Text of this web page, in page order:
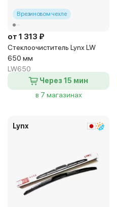
В резиновом чехле
от 1 313 ₽
Стеклоочиститель Lynx LW
650 мм
LW650
Через 15 мин
в 7 магазинах
Lynx